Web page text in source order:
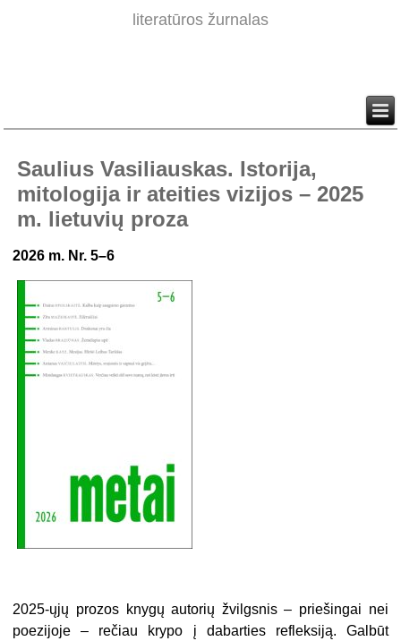
literatūros žurnalas
Saulius Vasiliauskas. Istorija,
mitologija ir ateities vizijos – 2025
m. lietuvių proza
2026 m. Nr. 5–6
2025-ųjų prozos knygų autorių žvilgsnis – priešingai nei
poezijoje – rečiau krypo į dabarties refleksiją. Galbūt